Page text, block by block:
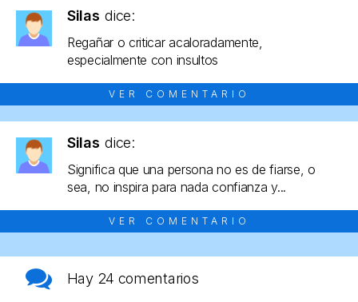
Silas dice:
Regañar o criticar acaloradamente,
especialmente con insultos
VER COMENTARIO
Silas dice:
Significa que una persona no es de fiarse, o
sea, no inspira para nada confianza y...
VER COMENTARIO
Hay 24 comentarios